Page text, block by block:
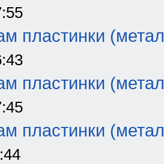
пластинки
пластинки
пластинки